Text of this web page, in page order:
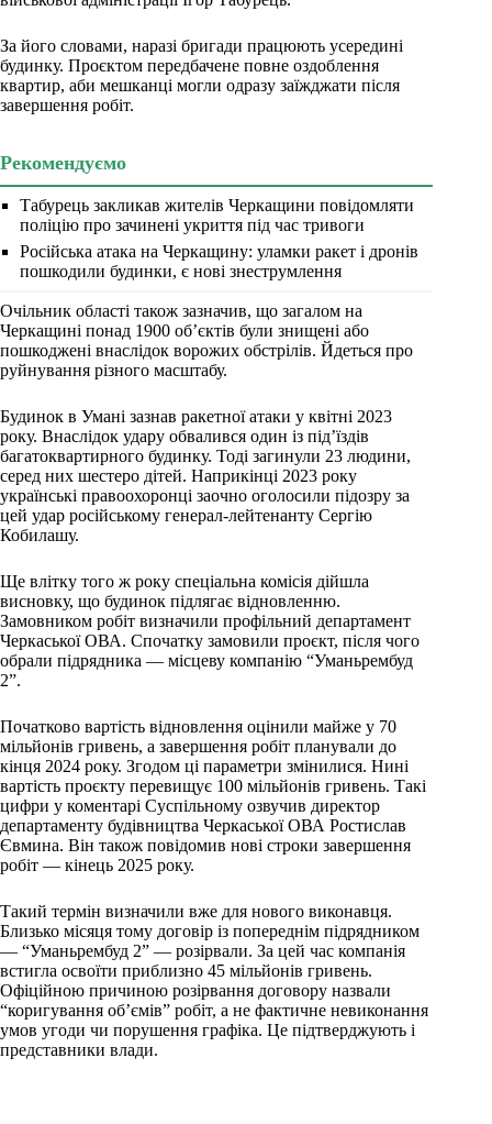
За його словами, наразі бригади працюють усередині
будинку. Проєктом передбачене повне оздоблення
квартир, аби мешканці могли одразу заїжджати після
завершення робіт.
Рекомендуємо
Табурець закликав жителів Черкащини повідомляти
поліцію про зачинені укриття під час тривоги
Російська атака на Черкащину: уламки ракет і дронів
пошкодили будинки, є нові знеструмлення
Очільник області також зазначив, що загалом на
Черкащині понад 1900 об’єктів були знищені або
пошкоджені внаслідок ворожих обстрілів. Йдеться про
руйнування різного масштабу.
Будинок в Умані зазнав ракетної атаки у квітні 2023
року. Внаслідок удару обвалився один із під’їздів
багатоквартирного будинку. Тоді загинули 23 людини,
серед них шестеро дітей. Наприкінці 2023 року
українські правоохоронці заочно оголосили підозру за
цей удар російському генерал-лейтенанту Сергію
Кобилашу.
Ще влітку того ж року спеціальна комісія дійшла
висновку, що будинок підлягає відновленню.
Замовником робіт визначили профільний департамент
Черкаської ОВА. Спочатку замовили проєкт, після чого
обрали підрядника — місцеву компанію “Уманьрембуд
2”.
Початково вартість відновлення оцінили майже у 70
мільйонів гривень, а завершення робіт планували до
кінця 2024 року. Згодом ці параметри змінилися. Нині
вартість проєкту перевищує 100 мільйонів гривень. Такі
цифри у коментарі Суспільному озвучив директор
департаменту будівництва Черкаської ОВА Ростислав
Євмина. Він також повідомив нові строки завершення
робіт — кінець 2025 року.
Такий термін визначили вже для нового виконавця.
Близько місяця тому договір із попереднім підрядником
— “Уманьрембуд 2” — розірвали. За цей час компанія
встигла освоїти приблизно 45 мільйонів гривень.
Офіційною причиною розірвання договору назвали
“коригування об’ємів” робіт, а не фактичне невиконання
умов угоди чи порушення графіка. Це підтверджують і
представники влади.